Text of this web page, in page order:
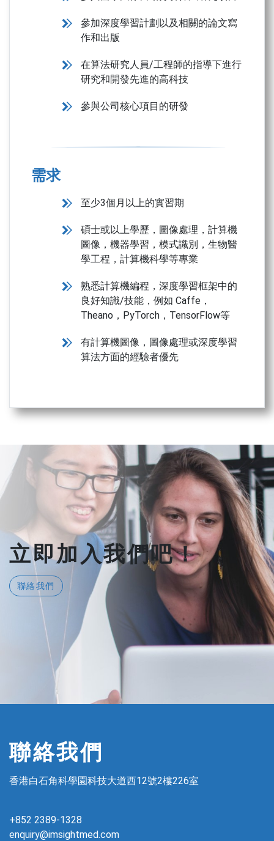
參加深度學習計劃以及相關的論文寫
作和出版
在算法研究人員/工程師的指導下進行
研究和開發先進的高科技
參與公司核心項目的研發
需求
至少3個月以上的實習期
碩士或以上學歷，圖像處理，計算機
圖像，機器學習，模式識別，生物醫
學工程，計算機科學等專業
熟悉計算機編程，深度學習框架中的
良好知識/技能，例如 Caffe，
Theano，PyTorch，TensorFlow等
有計算機圖像，圖像處理或深度學習
算法方面的經驗者優先
立即加入我們吧！
聯絡我們
聯絡我們
香港白石角科學園科技大道西12號2樓226室
+852 2389-1328
enquiry@imsightmed.com